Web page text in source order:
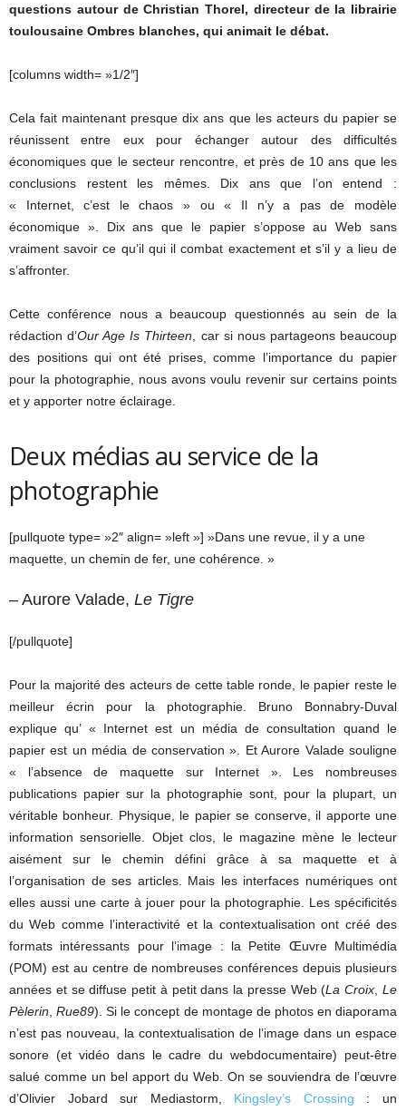
questions autour de Christian Thorel, directeur de la librairie
toulousaine Ombres blanches, qui animait le débat.
[columns width= »1/2″]
Cela fait maintenant presque dix ans que les acteurs du papier se
réunissent entre eux pour échanger autour des difficultés
économiques que le secteur rencontre, et près de 10 ans que les
conclusions restent les mêmes. Dix ans que l’on entend :
« Internet, c’est le chaos » ou « Il n’y a pas de modèle
économique ». Dix ans que le papier s’oppose au Web sans
vraiment savoir ce qu’il qui il combat exactement et s’il y a lieu de
s’affronter.
Cette conférence nous a beaucoup questionnés au sein de la
rédaction d’Our Age Is Thirteen , car si nous partageons beaucoup
des positions qui ont été prises, comme l’importance du papier
pour la photographie, nous avons voulu revenir sur certains points
et y apporter notre éclairage.
Deux médias au service de la
photographie
[pullquote type= »2″ align= »left »] »Dans une revue, il y a une
maquette, un chemin de fer, une cohérence. »
– Aurore Valade, Le Tigre
[/pullquote]
Pour la majorité des acteurs de cette table ronde, le papier reste le
meilleur écrin pour la photographie. Bruno Bonnabry-Duval
explique qu’ « Internet est un média de consultation quand le
papier est un média de conservation ». Et Aurore Valade souligne
« l’absence de maquette sur Internet ». Les nombreuses
publications papier sur la photographie sont, pour la plupart, un
véritable bonheur. Physique, le papier se conserve, il apporte une
information sensorielle. Objet clos, le magazine mène le lecteur
aisément sur le chemin défini grâce à sa maquette et à
l’organisation de ses articles. Mais les interfaces numériques ont
elles aussi une carte à jouer pour la photographie. Les spécificités
du Web comme l’interactivité et la contextualisation ont créé des
formats intéressants pour l’image : la Petite Œuvre Multimédia
(POM) est au centre de nombreuses conférences depuis plusieurs
années et se diffuse petit à petit dans la presse Web (La Croix ,Le
Pèlerin ,Rue89). Si le concept de montage de photos en diaporama
n’est pas nouveau, la contextualisation de l’image dans un espace
sonore (et vidéo dans le cadre du webdocumentaire) peut-être
salué comme un bel apport du Web. On se souviendra de l’œuvre
d’Olivier Jobard sur Mediastorm, Kingsley’s Crossing : un